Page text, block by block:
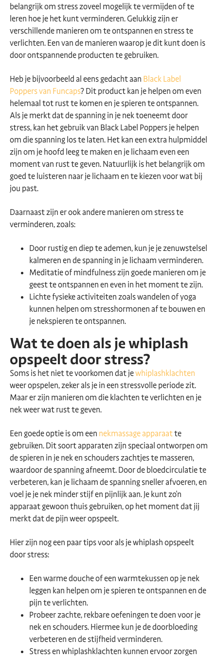
belangrijk om stress zoveel mogelijk te vermijden of te
leren hoe je het kunt verminderen. Gelukkig zijn er
verschillende manieren om te ontspannen en stress te
verlichten. Een van de manieren waarop je dit kunt doen is
door ontspannende producten te gebruiken.
Heb je bijvoorbeeld al eens gedacht aan Black Label
Poppers van Funcaps? Dit product kan je helpen om even
helemaal tot rust te komen en je spieren te ontspannen.
Als je merkt dat de spanning in je nek toeneemt door
stress, kan het gebruik van Black Label Poppers je helpen
om die spanning los te laten. Het kan een extra hulpmiddel
zijn om je hoofd leeg te maken en je lichaam even een
moment van rust te geven. Natuurlijk is het belangrijk om
goed te luisteren naar je lichaam en te kiezen voor wat bij
jou past.
Daarnaast zijn er ook andere manieren om stress te
verminderen, zoals:
Door rustig en diep te ademen, kun je je zenuwstelsel
kalmeren en de spanning in je lichaam verminderen.
Meditatie of mindfulness zijn goede manieren om je
geest te ontspannen en even in het moment te zijn.
Lichte fysieke activiteiten zoals wandelen of yoga
kunnen helpen om stresshormonen af te bouwen en
je nekspieren te ontspannen.
Wat te doen als je whiplash
opspeelt door stress?
Soms is het niet te voorkomen dat jewhiplashklachten
weer opspelen, zeker als je in een stressvolle periode zit.
Maar er zijn manieren om die klachten te verlichten en je
nek weer wat rust te geven.
Een goede optie is om een nekmassage apparaatte
gebruiken. Dit soort apparaten zijn speciaal ontworpen om
de spieren in je nek en schouders zachtjes te masseren,
waardoor de spanning afneemt. Door de bloedcirculatie te
verbeteren, kan je lichaam de spanning sneller afvoeren, en
voel je je nek minder stijf en pijnlijk aan. Je kunt zo'n
apparaat gewoon thuis gebruiken, op het moment dat jij
merkt dat de pijn weer opspeelt.
Hier zijn nog een paar tips voor als je whiplash opspeelt
door stress:
Een warme douche of een warmtekussen op je nek
leggen kan helpen om je spieren te ontspannen en de
pijn te verlichten.
Probeer zachte, rekbare oefeningen te doen voor je
nek en schouders. Hiermee kun je de doorbloeding
verbeteren en de stijfheid verminderen.
Stress en whiplashklachten kunnen ervoor zorgen